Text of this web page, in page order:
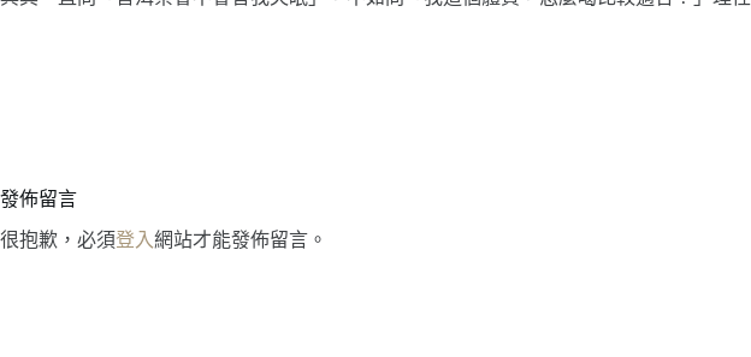
發佈留言
很抱歉，必須登入網站才能發佈留言。